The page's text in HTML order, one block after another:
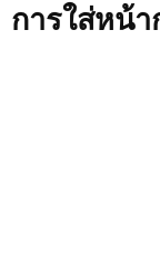
การใส่หน้